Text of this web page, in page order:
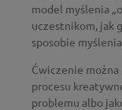
model myślenia
uczestnikom, jak
sposobie
Ćwiczenie
procesu
problemu albo